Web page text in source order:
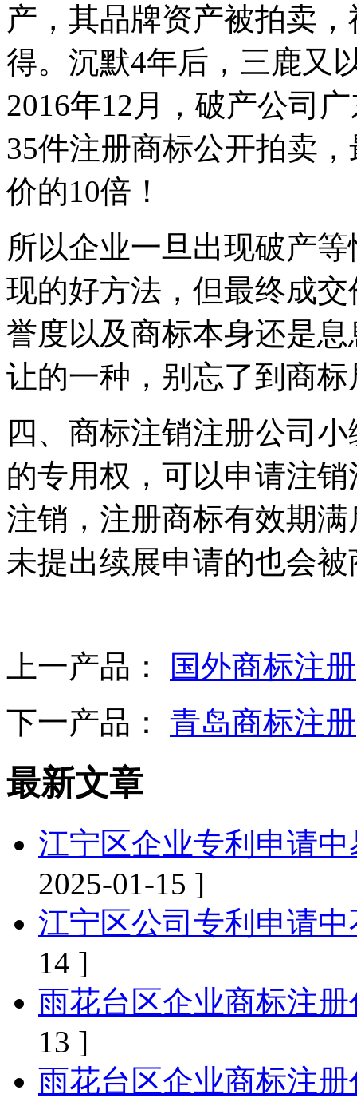
产，其品牌资产被拍卖
得。沉默4年后，三鹿又
2016年12月，破产公司
35件注册商标公开拍卖
价的10倍！
所以企业一旦出现破产
现的好方法，但最终成
誉度以及商标本身还是
让的一种，别忘了到商
四、商标注销注册公司
的专用权，可以申请注
注销，注册商标有效期
未提出续展申请的也会
上一产品：
国外商标注册
下一产品： 青岛商标注册
最新文章
江宁区企业专利申请
2025-01-15 ]
江宁区公司专利申请
14 ]
雨花台区企业商标注
13 ]
雨花台区企业商标注